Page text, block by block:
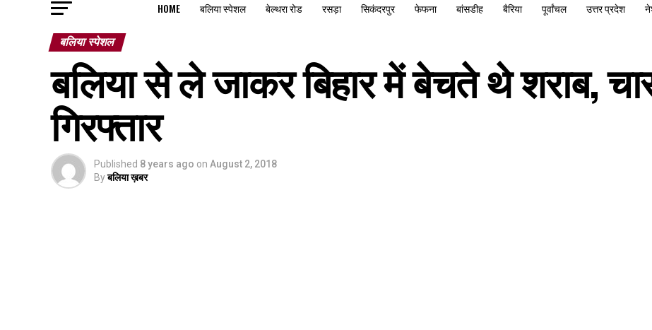
HOME बलिया स्पेशल बेल्थरा रोड रसड़ा सिकंदरपुर फेफना बांसडीह बैरिया पूर्वांचल उत्तर प्रदेश
बलिया स्पेशल
बलिया से ले जाकर बिहार में बेचते थे शराब,
गिरफ्तार
Published 8 years ago on August 2, 2018
Byबलिया ख़बर